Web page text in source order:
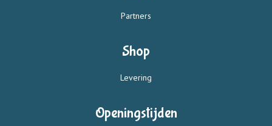
Partners
Shop
Levering
Openingstijden